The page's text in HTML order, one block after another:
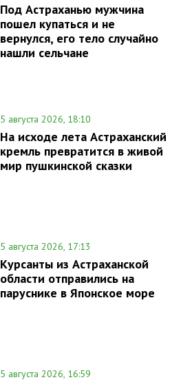
Под Астраханью мужчина
пошел купаться и не
вернулся, его тело случайно
нашли сельчане
5 августа 2026, 18:10
На исходе лета Астраханский
кремль превратится в живой
мир пушкинской сказки
5 августа 2026, 17:13
Курсанты из Астраханской
области отправились на
паруснике в Японское море
5 августа 2026, 16:59